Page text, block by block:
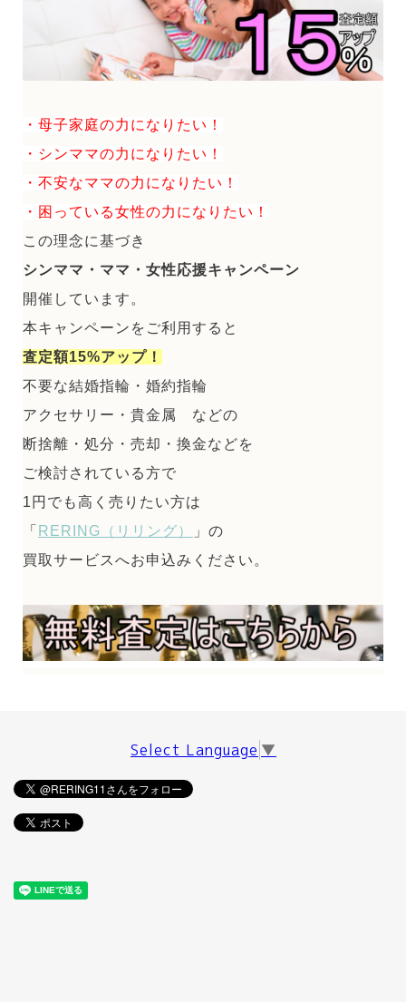
・母子家庭の力になりたい！
・シンママの力になりたい！
・不安なママの力になりたい！
・困っている女性の力になりたい！
この理念に基づき
シンママ・ママ・女性応援キャンペーン
開催しています。
本キャンペーンをご利用すると
査定額15%アップ！
不要な結婚指輪・婚約指輪
アクセサリー・貴金属 などの
断捨離・処分・売却・換金などを
ご検討されている方で
1円でも高く売りたい方は
「 RERING（リリング）
」の
買取サービスへお申込みください。
Select Language ▼